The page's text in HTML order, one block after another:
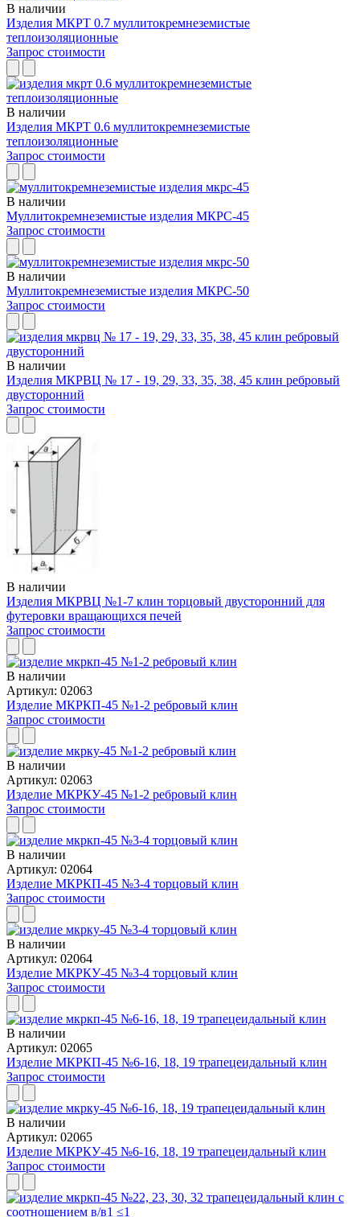
В наличии
Изделия МКРТ 0.7 муллитокремнеземистые
теплоизоляционные
Запрос стоимости
В наличии
Изделия МКРТ 0.6 муллитокремнеземистые
теплоизоляционные
Запрос стоимости
В наличии
Муллитокремнеземистые изделия МКРС-45
Запрос стоимости
В наличии
Муллитокремнеземистые изделия МКРС-50
Запрос стоимости
В наличии
Изделия МКРВЦ № 17 - 19, 29, 33, 35, 38, 45 клин ребровый
двусторонний
Запрос стоимости
В наличии
Изделия МКРВЦ №1-7 клин торцовый двусторонний для
футеровки вращающихся печей
Запрос стоимости
В наличии
Артикул: 02063
Изделие МКРКП-45 №1-2 ребровый клин
Запрос стоимости
В наличии
Артикул: 02063
Изделие МКРКУ-45 №1-2 ребровый клин
Запрос стоимости
В наличии
Артикул: 02064
Изделие МКРКП-45 №3-4 торцовый клин
Запрос стоимости
В наличии
Артикул: 02064
Изделие МКРКУ-45 №3-4 торцовый клин
Запрос стоимости
В наличии
Артикул: 02065
Изделие МКРКП-45 №6-16, 18, 19 трапецеидальный клин
Запрос стоимости
В наличии
Артикул: 02065
Изделие МКРКУ-45 №6-16, 18, 19 трапецеидальный клин
Запрос стоимости